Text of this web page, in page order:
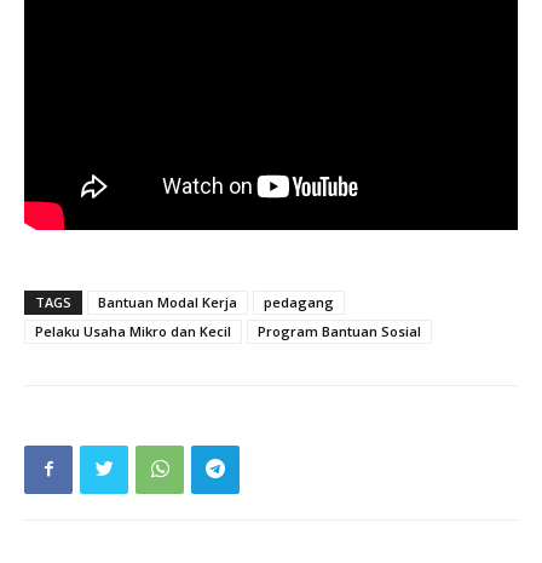
TAGS Bantuan Modal Kerja
pedagang
Pelaku Usaha Mikro dan Kecil
Program Bantuan Sosial